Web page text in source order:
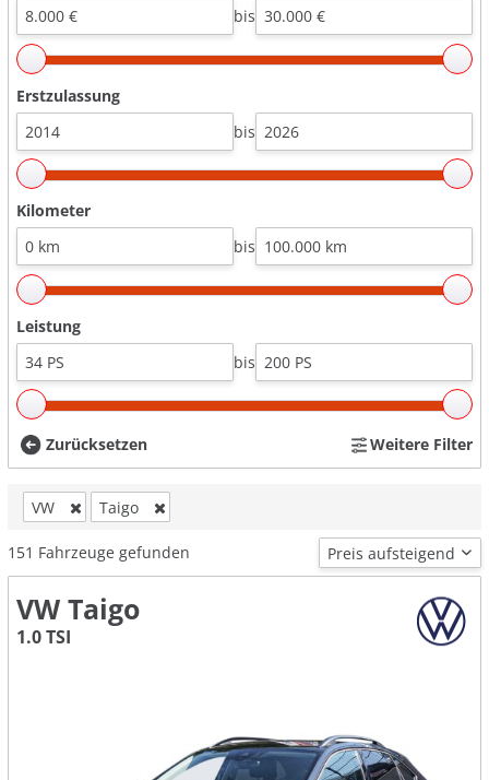
bis
Erstzulassung
bis
Kilometer
bis
Leistung
bis
Zurücksetzen Weitere Filter
VW Taigo
151 Fahrzeuge gefunden
VW Taigo
1.0 TSI